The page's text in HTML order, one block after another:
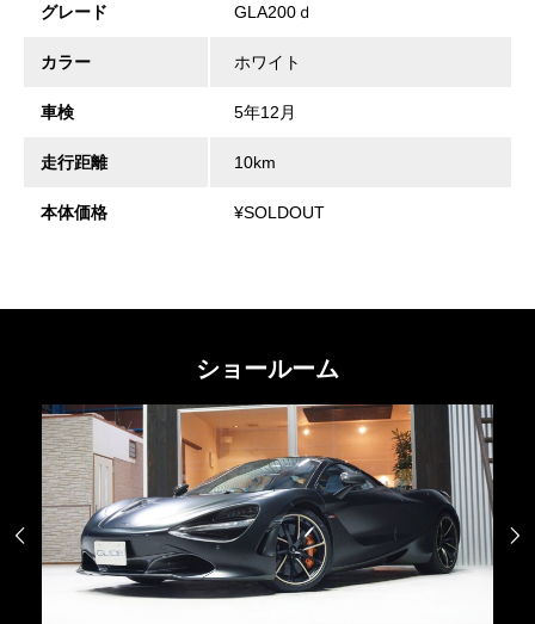
グレード GLA200ｄ
カラー ホワイト
車検 5年12月
走行距離 10km
本体価格 ¥SOLDOUT
ショールーム
 